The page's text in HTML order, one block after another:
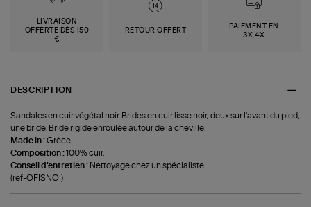
LIVRAISON
OFFERTE DÈS 150
€
RETOUR OFFERT
PAIEMENT EN
3X,4X
DESCRIPTION
Sandales en cuir végétal noir. Brides en cuir lisse noir, deux sur l'avant du pied,
une bride. Bride rigide enroulée autour de la cheville.
Made in :Grèce.
Composition :100% cuir.
Conseil d'entretien : Nettoyage chez un spécialiste.
(ref-OFISNOI)